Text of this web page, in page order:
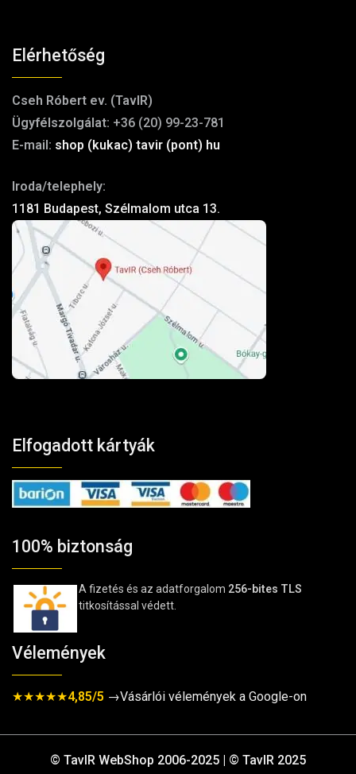
Elérhetőség
Cseh Róbert ev. (TavIR)
Ügyfélszolgálat: +36 (20) 99-23-781
E-mail: shop (kukac) tavir (pont) hu
Iroda/telephely:
1181 Budapest, Szélmalom utca 13.
Elfogadott kártyák
100% biztonság
A fizetés és az adatforgalom 256-bites TLS
titkosítással védett.
Vélemények
★★★★★4,85/5 →Vásárlói vélemények a Google-on
© TavIR WebShop 2006-2025 | © TavIR 2025